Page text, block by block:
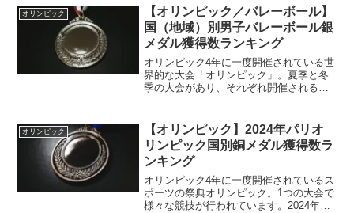
と冬季オリンピック。今回はその中でも
夏季オリンピックのお...
オリンピック
【オリンピック／バレーボール】
国（地域）別男子バレーボール銀
メダル獲得数ランキング
オリンピック4年に一度開催されている世
界的な大会「オリンピック」。夏季と冬
季の大会があり、それぞれ開催される競
ッカーだったりかつては野球やソフトボ
ールもその競技として採...
オリンピック
【オリンピック】2024年パリオ
リンピック国別銅メダル獲得数ラ
ンキング
オリンピック4年に一度開催されているス
ポーツの祭典オリンピック。1つの大会で
様々な競技が行われています。2024年パ